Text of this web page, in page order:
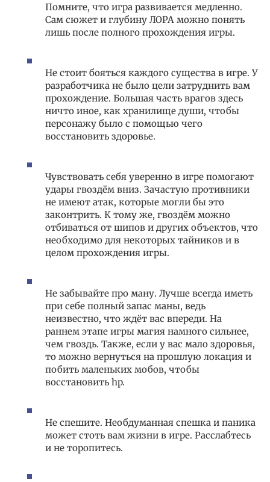
Помните, что игра развивается медленно.
Сам сюжет и глубину ЛОРА можно понять
лишь после полного прохождения игры.
Не стоит бояться каждого существа в игре. У
разработчика не было цели затруднить вам
прохождение. Большая часть врагов здесь
ничто иное, как хранилище души, чтобы
персонажу было с помощью чего
восстановить здоровье.
Чувствовать себя уверенно в игре помогают
удары гвоздём вниз. Зачастую противники
не имеют атак, которые могли бы это
законтрить. К тому же, гвоздём можно
отбиваться от шипов и других объектов, что
необходимо для некоторых тайников и в
целом прохождения игры.
Не забывайте про ману. Лучше всегда иметь
при себе полный запас маны, ведь
неизвестно, что ждёт вас впереди. На
раннем этапе игры магия намного сильнее,
чем гвоздь. Также, если у вас мало здоровья,
то можно вернуться на прошлую локация и
побить маленьких мобов, чтобы
восстановить hp.
Не спешите. Необдуманная спешка и паника
может стоть вам жизни в игре. Расслабтесь
и не торопитесь.